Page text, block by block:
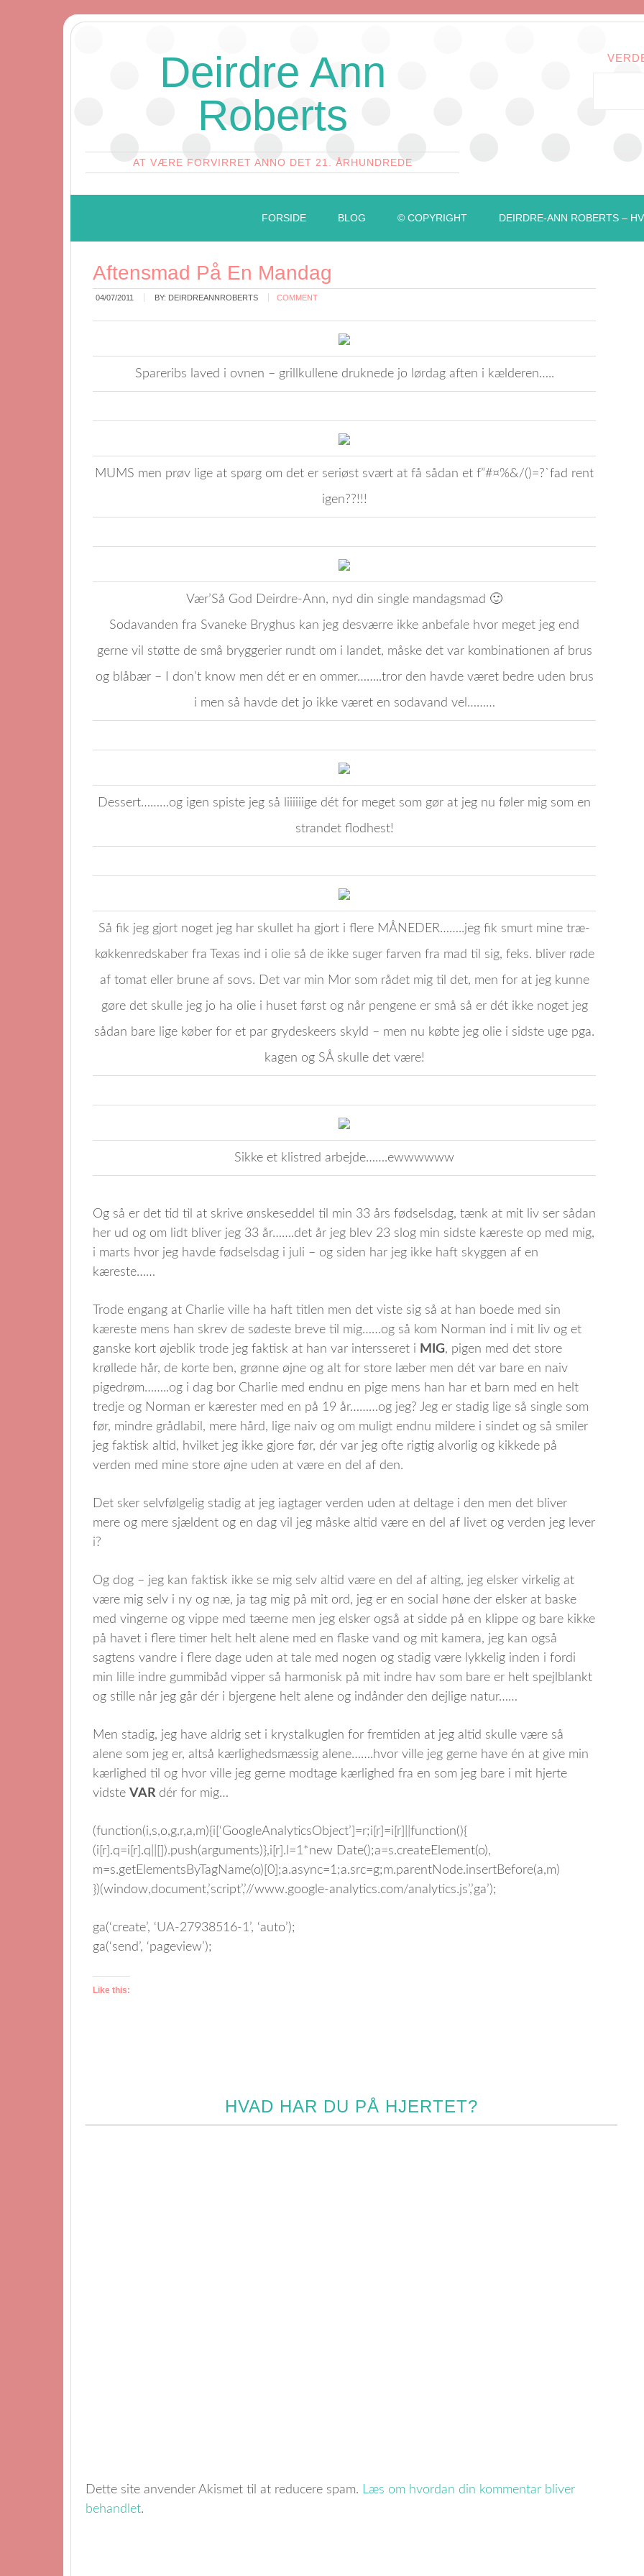
Deirdre Ann
Roberts
AT VÆRE FORVIRRET ANNO DET 21. ÅRHUNDREDE
FORSIDE BLOG © COPYRIGHT DEIRDRE-ANN ROBERTS –
Aftensmad På En Mandag
04/07/2011 BY: DEIRDREANNROBERTS COMMENT
Spareribs laved i ovnen – grillkullene druknede jo lørdag aften i kælderen…..
MUMS men prøv lige at spørg om det er seriøst svært at få sådan et f”#¤%&/()=?`fad rent
igen??!!!
Vær’Så God Deirdre-Ann, nyd din single mandagsmad 🙂
Sodavanden fra Svaneke Bryghus kan jeg desværre ikke anbefale hvor meget jeg end
gerne vil støtte de små bryggerier rundt om i landet, måske det var kombinationen af brus
og blåbær – I don’t know men dét er en ommer……..tror den havde været bedre uden brus
i men så havde det jo ikke været en sodavand vel………
Dessert………og igen spiste jeg så liiiiiige dét for meget som gør at jeg nu føler mig som en
strandet flodhest!
Så fik jeg gjort noget jeg har skullet ha gjort i flere MÅNEDER……..jeg fik smurt mine træ-
køkkenredskaber fra Texas ind i olie så de ikke suger farven fra mad til sig, feks. bliver røde
af tomat eller brune af sovs. Det var min Mor som rådet mig til det, men for at jeg kunne
gøre det skulle jeg jo ha olie i huset først og når pengene er små så er dét ikke noget jeg
sådan bare lige køber for et par grydeskeers skyld – men nu købte jeg olie i sidste uge pga.
kagen og SÅ skulle det være!
Sikke et klistred arbejde…….ewwwwww
Og så er det tid til at skrive ønskeseddel til min 33 års fødselsdag, tænk at mit liv ser sådan
her ud og om lidt bliver jeg 33 år…….det år jeg blev 23 slog min sidste kæreste op med mig,
i marts hvor jeg havde fødselsdag i juli – og siden har jeg ikke haft skyggen af en
kæreste……
Trode engang at Charlie ville ha haft titlen men det viste sig så at han boede med sin
kæreste mens han skrev de sødeste breve til mig……og så kom Norman ind i mit liv og et
ganske kort øjeblik trode jeg faktisk at han var intersseret i MIG, pigen med det store
krøllede hår, de korte ben, grønne øjne og alt for store læber men dét var bare en naiv
pigedrøm……..og i dag bor Charlie med endnu en pige mens han har et barn med en helt
tredje og Norman er kærester med en på 19 år………og jeg? Jeg er stadig lige så single som
før, mindre grådlabil, mere hård, lige naiv og om muligt endnu mildere i sindet og så smiler
jeg faktisk altid, hvilket jeg ikke gjore før, dér var jeg ofte rigtig alvorlig og kikkede på
verden med mine store øjne uden at være en del af den.
Det sker selvfølgelig stadig at jeg iagtager verden uden at deltage i den men det bliver
mere og mere sjældent og en dag vil jeg måske altid være en del af livet og verden jeg lever
i?
Og dog – jeg kan faktisk ikke se mig selv altid være en del af alting, jeg elsker virkelig at
være mig selv i ny og næ, ja tag mig på mit ord, jeg er en social høne der elsker at baske
med vingerne og vippe med tæerne men jeg elsker også at sidde på en klippe og bare kikke
på havet i flere timer helt helt alene med en flaske vand og mit kamera, jeg kan også
sagtens vandre i flere dage uden at tale med nogen og stadig være lykkelig inden i fordi
min lille indre gummibåd vipper så harmonisk på mit indre hav som bare er helt spejlblankt
og stille når jeg går dér i bjergene helt alene og indånder den dejlige natur……
Men stadig, jeg have aldrig set i krystalkuglen for fremtiden at jeg altid skulle være så
alene som jeg er, altså kærlighedsmæssig alene…….hvor ville jeg gerne have én at give min
kærlighed til og hvor ville jeg gerne modtage kærlighed fra en som jeg bare i mit hjerte
vidste VAR dér for mig…
(function(i,s,o,g,r,a,m){i[‘GoogleAnalyticsObject’]=r;i[r]=i[r]||function(){
(i[r].q=i[r].q||[]).push(arguments)},i[r].l=1*new Date();a=s.createElement(o),
m=s.getElementsByTagName(o)[0];a.async=1;a.src=g;m.parentNode.insertBefore(a,m)
})(window,document,’script’,’//www.google-analytics.com/analytics.js’,’ga’);
ga(‘create’, ‘UA-27938516-1’, ‘auto’);
ga(‘send’, ‘pageview’);
Like this:
HVAD HAR DU PÅ HJERTET?
Dette site anvender Akismet til at reducere spam. Læs om hvordan din kommentar bliver
behandlet.